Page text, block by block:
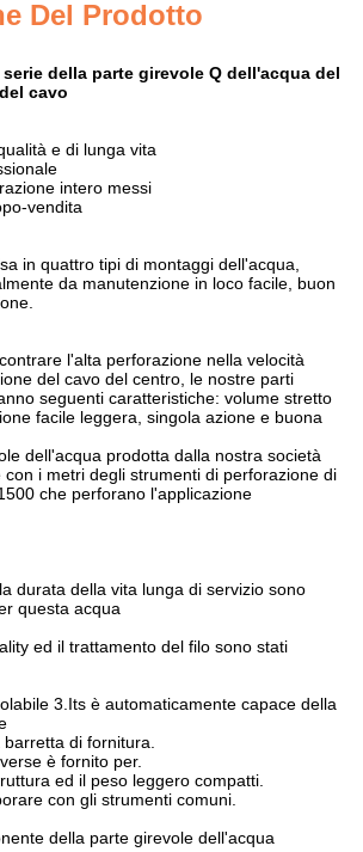
Del Prodotto
serie della parte girevole Q dell'acqua del
cavo
e di lunga vita
intero messi
vendita
in quattro tipi di montaggi dell'acqua,
da manutenzione in loco facile, buon
l'alta perforazione nella velocità
del cavo del centro, le nostre parti
seguenti caratteristiche: volume stretto
facile leggera, singola azione e buona
dell'acqua prodotta dalla nostra società
i metri degli strumenti di perforazione di
che perforano l'applicazione
durata della vita lunga di servizio sono
questa acqua
ed il trattamento del filo sono stati
3.Its è automaticamente capace della
di fornitura.
è fornito per.
ed il peso leggero compatti.
con gli strumenti comuni.
della parte girevole dell'acqua